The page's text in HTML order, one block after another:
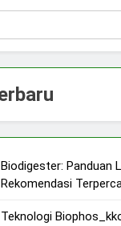
Biodigester: Panduan
Rekomendasi
Teknologi